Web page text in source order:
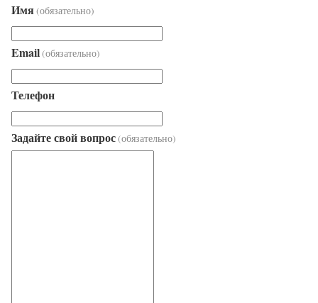
Имя(обязательно)
Email(обязательно)
Телефон
Задайте свой вопрос(обязательно)